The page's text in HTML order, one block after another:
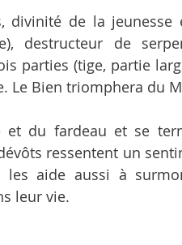
divinité de la jeunesse
destructeur de
parties (tige, partie
Le Bien triomphera du
et du fardeau et se
ressentent un
les aide aussi à
leur vie.